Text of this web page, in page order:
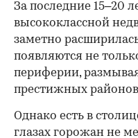
За последние 15–20
высококлассной
заметно
появляются не
периферии,
престижных
Однако есть в
глазах горожан не